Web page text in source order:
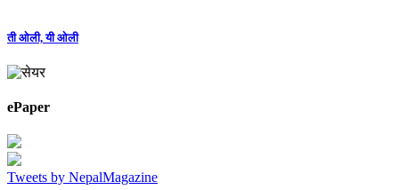
ती ओली, यी ओली
ePaper
Tweets by NepalMagazine